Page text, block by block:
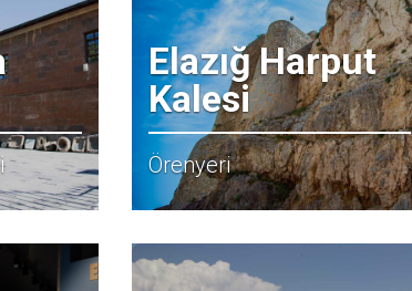
Elazığ Harput
Kalesi
Örenyeri